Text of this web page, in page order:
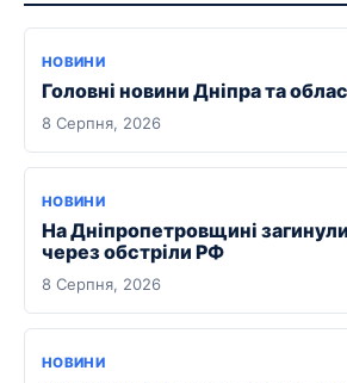
НОВИНИ
Головні новини Дніпра та
8 Серпня, 2026
НОВИНИ
На Дніпропетровщині
через обстріли РФ
8 Серпня, 2026
НОВИНИ